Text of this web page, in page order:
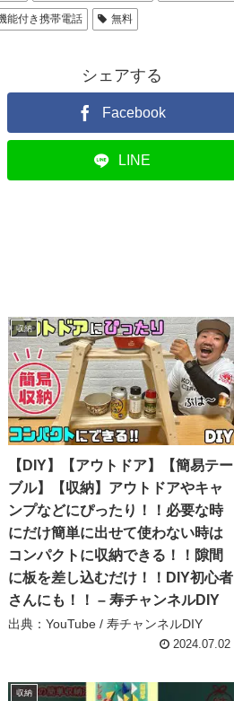
能付き携帯電話 無料
シェアする
Facebook
LINE
収納
【DIY】【アウトドア】【簡易テー
ブル】【収納】アウトドアやキャ
ンプなどにぴったり！！必要な時
にだけ簡単に出せて使わない時は
コンパクトに収納できる！！隙間
に板を差し込むだけ！！DIY初心者
さんにも！！ – 寿チャンネルDIY
出典：YouTube / 寿チャンネルDIY
2024.07.02
収納